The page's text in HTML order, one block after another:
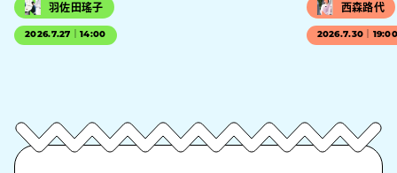
羽佐田瑤子
2026.7.27｜14:00
西森路代
2026.7.30｜